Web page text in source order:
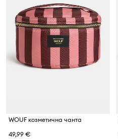
WOUF козметична чанта
49,99 €